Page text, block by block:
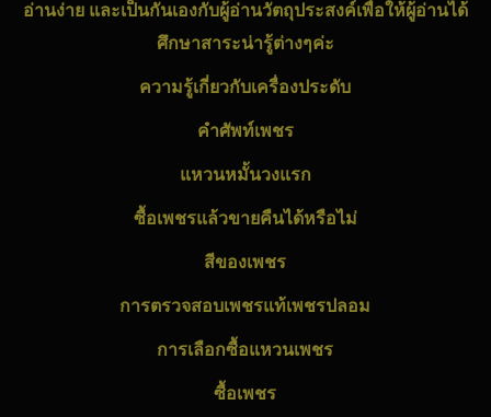
อ่านง่าย และเป็นกันเองกับผู้อ่านวัตถุประสงค์เพื่อให้ผู้อ่านได้
ศึกษาสาระน่ารู้ต่างๆค่ะ
ความรู้เกี่ยวกับเครื่องประดับ
คำศัพท์เพชร
แหวนหมั้นวงแรก
ซื้อเพชรแล้วขายคืนได้หรือไม่
สีของเพชร
การตรวจสอบเพชรแท้เพชรปลอม
การเลือกซื้อแหวนเพชร
ซื้อเพชร